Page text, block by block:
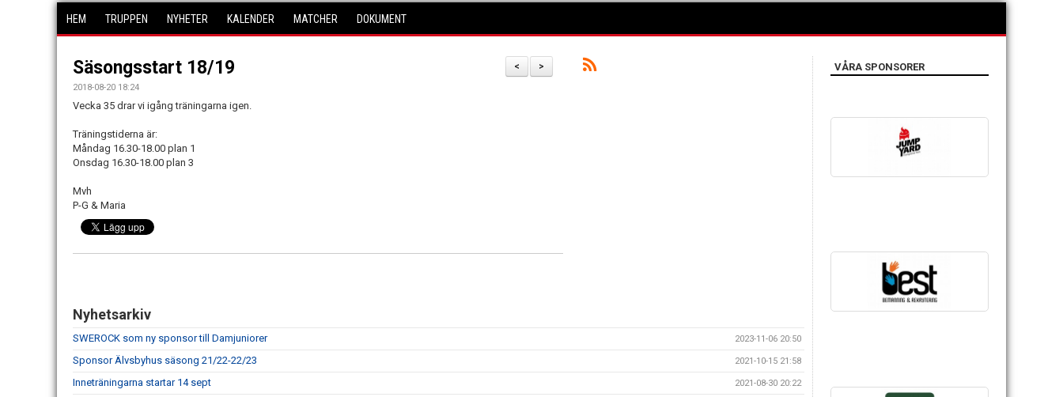
HEM TRUPPEN NYHETER KALENDER MATCHER DOKUMENT
>
<
Säsongsstart 18/19
2018-08-20 18:24
Vecka 35 drar vi igång träningarna igen.
Träningstiderna är:
Måndag 16.30-18.00 plan 1
Onsdag 16.30-18.00 plan 3
Mvh
P-G & Maria
Nyhetsarkiv
SWEROCK som ny sponsor till Damjuniorer 2023-11-06 20:50
Sponsor Älvsbyhus säsong 21/22-22/23 2021-10-15 21:58
Inneträningarna startar 14 sept 2021-08-30 20:22
VÅRA SPONSORER